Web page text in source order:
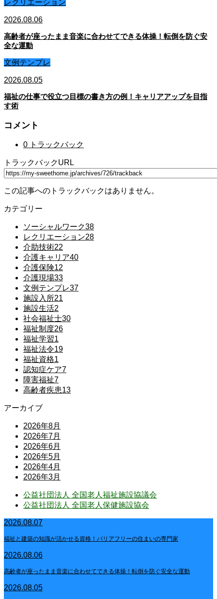
レクリエーション
2026.08.06
高齢者が座ったまま音楽に合わせてできる体操！転倒を防ぐ安
全な運動
文例テンプレ
2026.08.05
福祉の仕事で役立つ目標の書き方の例！キャリアアップを目指
す術
コメント
0 トラックバック
トラックバックURL
この記事へのトラックバックはありません。
カテゴリー
ソーシャルワーク38
レクリエーション28
介助技術22
介護キャリア40
介護保険12
介護現場33
文例テンプレ37
施設入所21
施設生活2
社会福祉士30
福祉制度26
福祉学習1
福祉法令19
福祉資格1
認知症ケア7
障害福祉7
高齢者疾患13
アーカイブ
2026年8月
2026年7月
2026年6月
2026年5月
2026年4月
2026年3月
公益社団法人 全国老人福祉施設協議会
公益社団法人 全国老人保健施設協会
2026.08.07
福祉と建築の知識が活かせる資格！バリアフリーの住まいの専門家
2026.08.06
高齢者が座ったまま音楽に合わせてできる体操！転倒を防ぐ安全な運動
2026.08.05